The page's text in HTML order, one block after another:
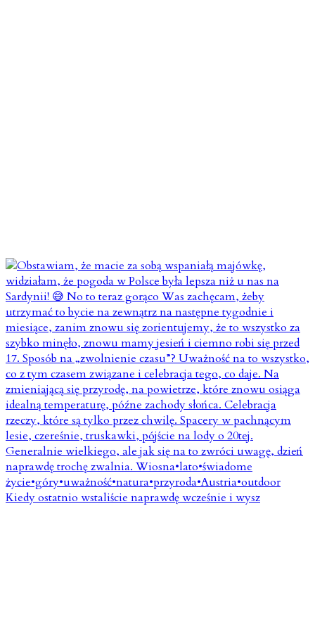
Kiedy ostatnio wstaliście naprawdę wcześnie i wysz